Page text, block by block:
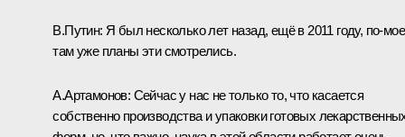
В.Путин: Я был несколько лет назад, ещё в 2011 году,
там уже планы эти смотрелись.
А.Артамонов: Сейчас у нас не только то, что касается
собственно производства и упаковки готовых